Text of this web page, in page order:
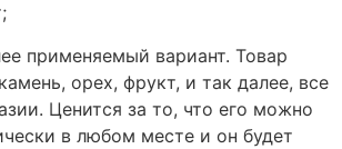
применяемый вариант. Товар
орех, фрукт, и так далее, все
Ценится за то, что его можно
в любом месте и он будет